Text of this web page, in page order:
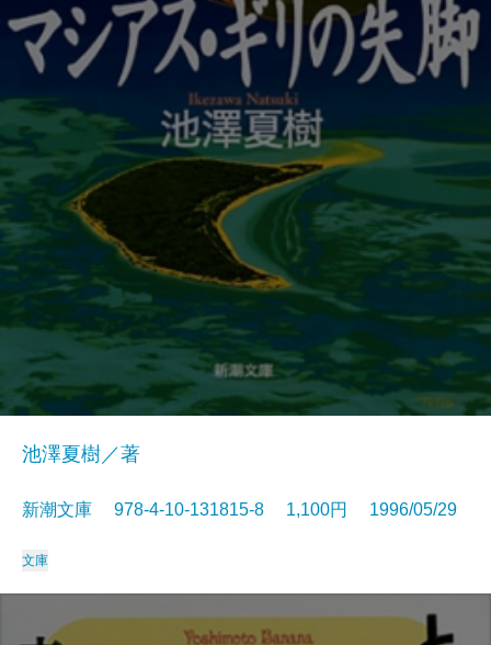
池澤夏樹／著
新潮文庫 978-4-10-131815-8 1,100円 1996/05/29
文庫